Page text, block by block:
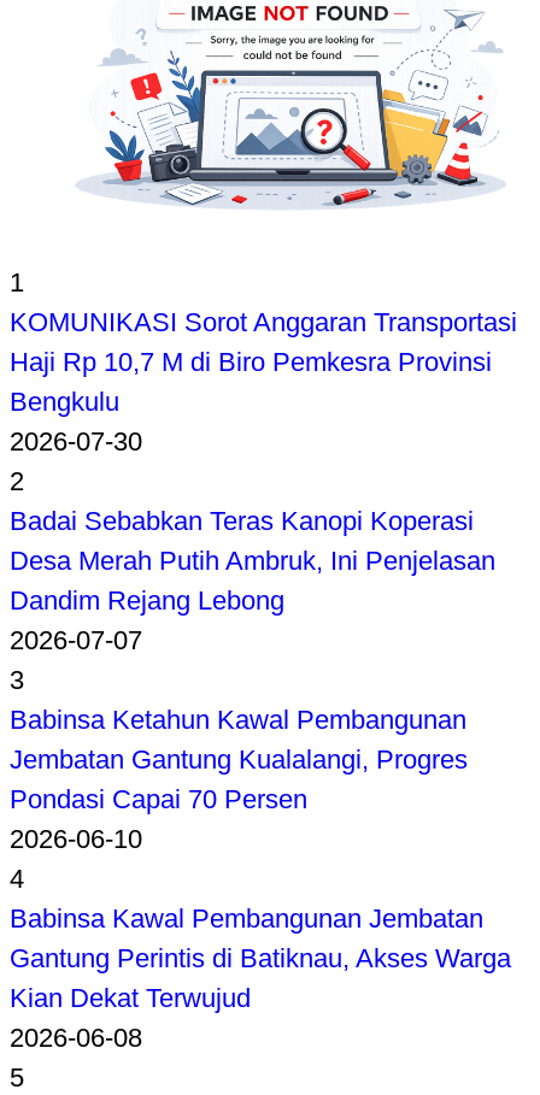
1
KOMUNIKASI Sorot Anggaran Transportasi
Haji Rp 10,7 M di Biro Pemkesra Provinsi
Bengkulu
2026-07-30
2
Badai Sebabkan Teras Kanopi Koperasi
Desa Merah Putih Ambruk, Ini Penjelasan
Dandim Rejang Lebong
2026-07-07
3
Babinsa Ketahun Kawal Pembangunan
Jembatan Gantung Kualalangi, Progres
Pondasi Capai 70 Persen
2026-06-10
4
Babinsa Kawal Pembangunan Jembatan
Gantung Perintis di Batiknau, Akses Warga
Kian Dekat Terwujud
2026-06-08
5